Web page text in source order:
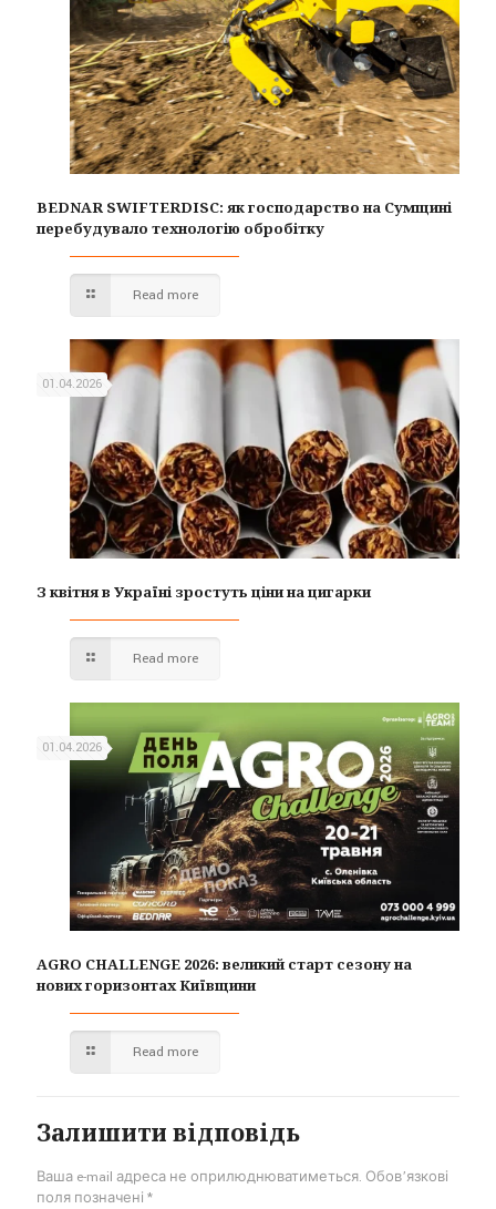
BEDNAR SWIFTERDISC: як господарство на Сумщині
перебудувало технологію обробітку
Read more
01.04.2026
З квітня в Україні зростуть ціни на цигарки
Read more
01.04.2026
AGRO CHALLENGE 2026: великий старт сезону на
нових горизонтах Київщини
Read more
Залишити відповідь
Ваша e-mail адреса не оприлюднюватиметься. Обов’язкові
поля позначені *